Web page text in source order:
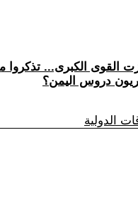
القوى الكبرى...
دروس اليمن؟
الدولية